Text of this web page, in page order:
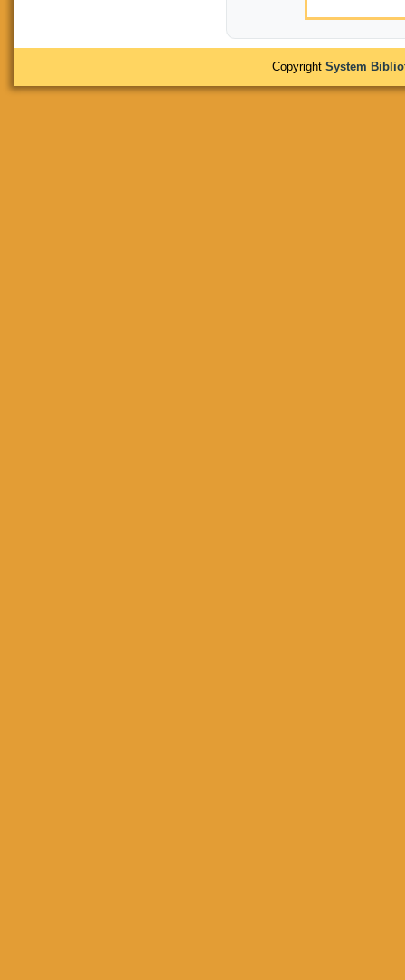
Copyright System